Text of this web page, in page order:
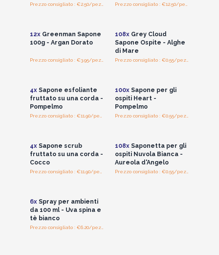
Prezzo consigliato : €2.50/pezzo
12xGreenman Sapone
100g - Argan Dorato
Prezzo consigliato : €3.95/pezzo
108xGrey Cloud
Sapone Ospite - Alghe
di Mare
Prezzo consigliato : €0.55/pezzo
4xSapone esfoliante
fruttato su una corda -
Pompelmo
100xSapone per gli
ospiti Heart -
Pompelmo
Prezzo consigliato : €0.55/pezzo
4xSapone scrub
fruttato su una corda -
Cocco
108xSaponetta per gli
ospiti Nuvola Bianca -
Aureola d'Angelo
Prezzo consigliato : €0.55/pezzo
6xSpray per ambienti
da 100 ml - Uva spina e
tè bianco
Prezzo consigliato : €6.20/pezzo